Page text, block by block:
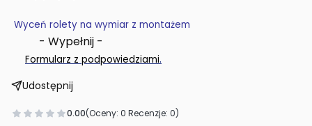
Wyceń rolety na wymiar z montażem
- Wypełnij -
Formularz z podpowiedziami.
Udostępnij
0.00(Oceny: 0 Recenzje: 0)